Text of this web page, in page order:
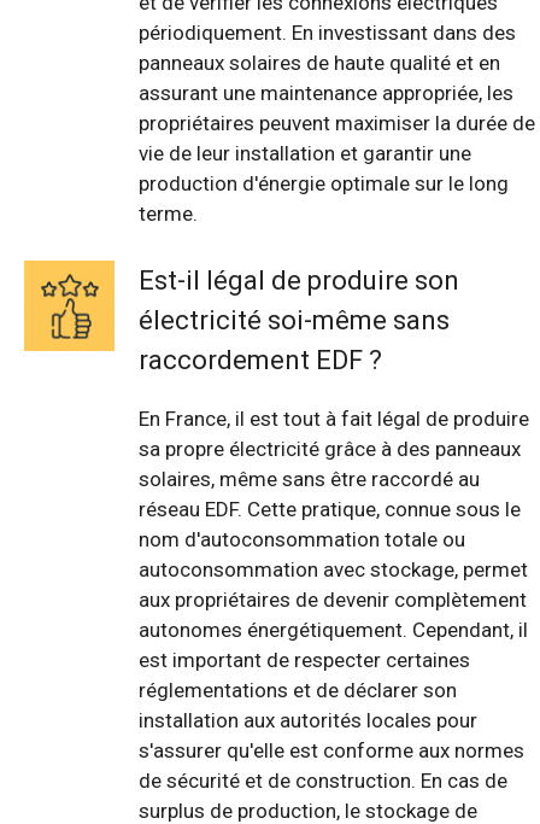
périodiquement. En investissant dans des
panneaux solaires de haute qualité et en
assurant une maintenance appropriée, les
propriétaires peuvent maximiser la durée de
vie de leur installation et garantir une
production d'énergie optimale sur le long
terme.
Est-il légal de produire son
électricité soi-même sans
raccordement EDF ?
En France, il est tout à fait légal de produire
sa propre électricité grâce à des panneaux
solaires, même sans être raccordé au
réseau EDF. Cette pratique, connue sous le
nom d'autoconsommation totale ou
autoconsommation avec stockage, permet
aux propriétaires de devenir complètement
autonomes énergétiquement. Cependant, il
est important de respecter certaines
réglementations et de déclarer son
installation aux autorités locales pour
s'assurer qu'elle est conforme aux normes
de sécurité et de construction. En cas de
surplus de production, le stockage de